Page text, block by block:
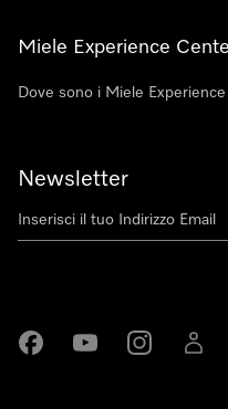
Miele Experience
Dove sono i Miele
Newsletter